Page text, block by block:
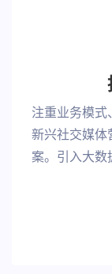
注重业务模式
新兴社交媒体
案。引入大数